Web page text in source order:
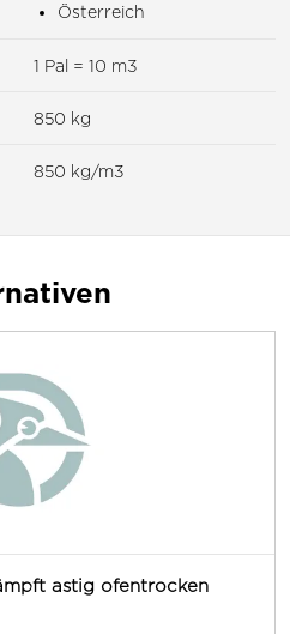
Österreich
1 Pal = 10 m3
850 kg
850 kg/m3
astig ofentrocken